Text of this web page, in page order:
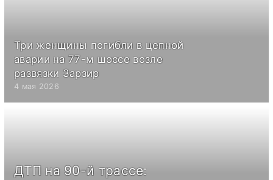
Три женщины погибли в цепной
аварии на 77-м шоссе возле
развязки Зарзир
4 мая 2026
ДТП на 90-й трассе: